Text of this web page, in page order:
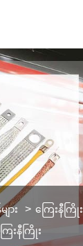
ား
ကြေးနီကြိုး
းနီကြိုး